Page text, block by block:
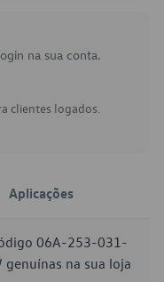
na sua conta.
clientes logados.
Aplicações
06A-253-031-
genuínas na sua loja